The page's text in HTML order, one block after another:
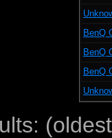
BenQ
BenQ
BenQ